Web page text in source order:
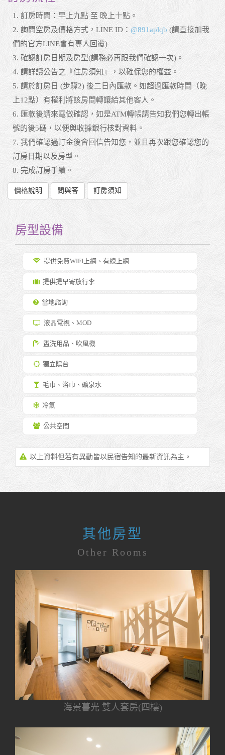
1. 訂房時間：早上九點 至 晚上十點。
2. 詢問空房及價格方式，LINE ID： @891aplqb (請直接加我
們的官方LINE會有專人回覆)
3. 確認訂房日期及房型(請務必再跟我們確認一次)。
4. 請詳讀公告之『住房須知』，以確保您的權益。
5. 請於訂房日 (步驟2) 後二日內匯款。如超過匯款時間（晚
上12點）有權利將該房間轉讓給其他客人。
6. 匯款後請來電做確認，如是ATM轉帳請告知我們您轉出帳
號的後5碼，以便與收據銀行核對資料。
7. 我們確認過訂金後會回信告知您，並且再次跟您確認您的
訂房日期以及房型。
8. 完成訂房手續。
價格說明 問與答 訂房須知
房型設備
提供免費WIFI上網、有線上網
提供提早寄放行李
當地諮詢
液晶電視、MOD
盥洗用品、吹風機
獨立陽台
毛巾、浴巾、礦泉水
冷氣
公共空間
以上資料但若有異動皆以民宿告知的最新資訊為主。
其他房型
Other Rooms
海景暮光 雙人套房(四樓)